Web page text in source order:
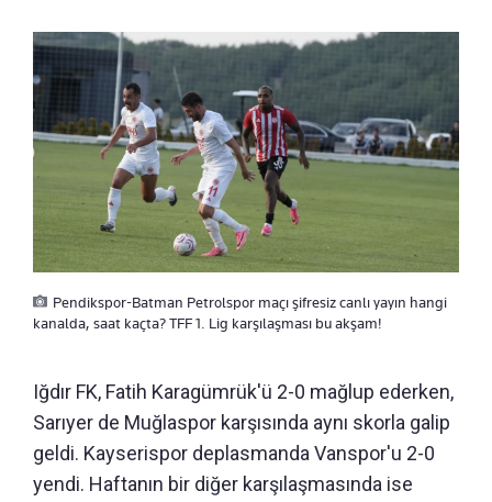
Pendikspor-Batman Petrolspor maçı şifresiz canlı yayın hangi
kanalda, saat kaçta? TFF 1. Lig karşılaşması bu akşam!
Iğdır FK, Fatih Karagümrük'ü 2-0 mağlup ederken,
Sarıyer de Muğlaspor karşısında aynı skorla galip
geldi. Kayserispor deplasmanda Vanspor'u 2-0
yendi. Haftanın bir diğer karşılaşmasında ise